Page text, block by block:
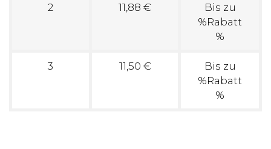
2 11,88 €
Bis zu
%Rabatt
%
3 11,50 €
Bis zu
%Rabatt
%